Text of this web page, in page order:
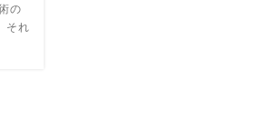
の
それ